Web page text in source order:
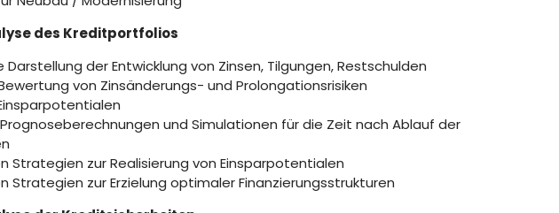
des Kreditportfolios
der Entwicklung von Zinsen, Tilgungen, Restschulden
von Zinsänderungs- und Prolongationsrisiken
und Simulationen für die Zeit nach Ablauf der
Strategien zur Realisierung von Einsparpotentialen
Strategien zur Erzielung optimaler Finanzierungsstrukturen